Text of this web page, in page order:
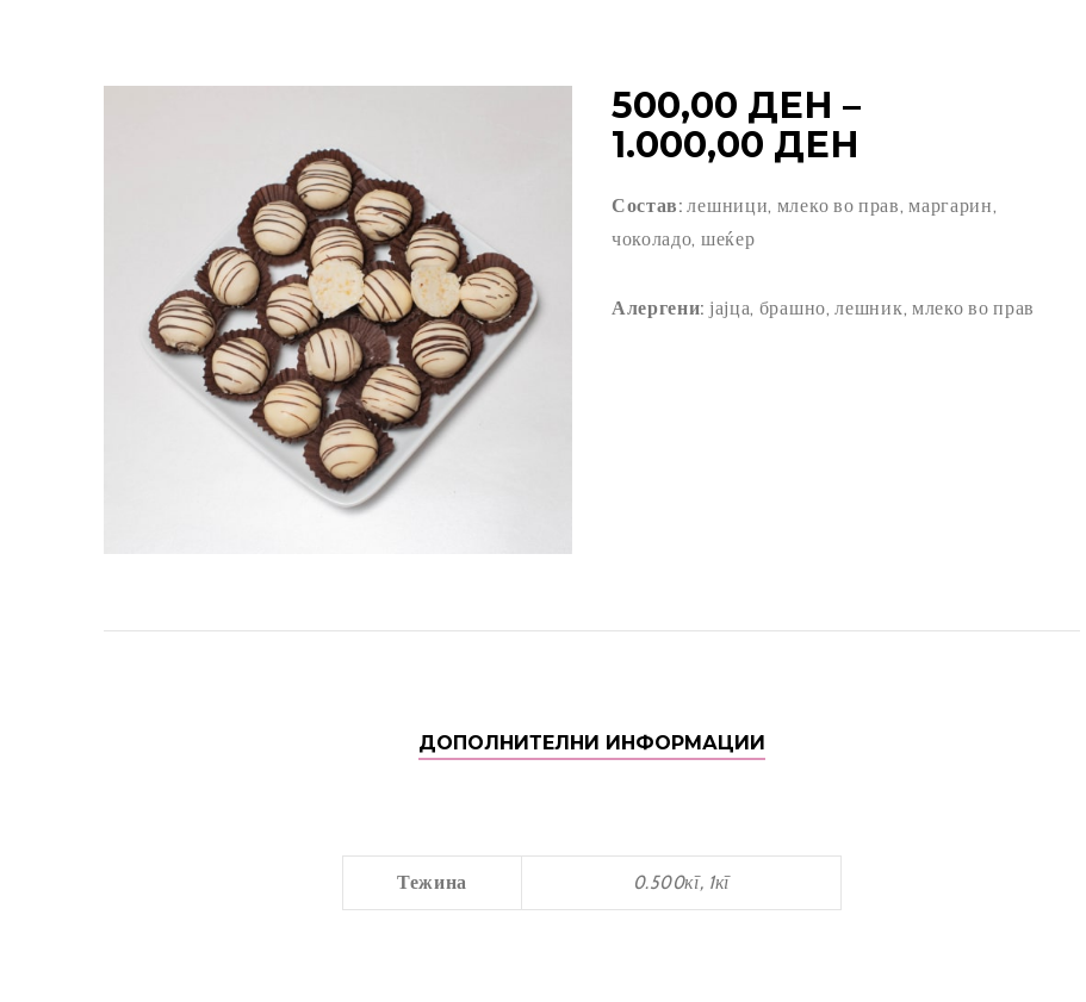
500,00 ДЕН –
1.000,00 ДЕН
500,00 ДЕН
1.000,00 ДЕН
Состав: лешници, млеко во прав, маргарин,
чоколадо, шеќер
Алергени: јајца, брашно, лешник, млеко во прав
ДОПОЛНИТЕЛНИ ИНФОРМАЦИИ
Тежина 0.500кг, 1кг